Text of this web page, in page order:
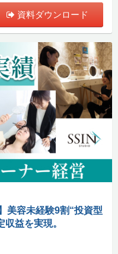
資料ダウンロード
美容未経験9割“投資型
益を実現。